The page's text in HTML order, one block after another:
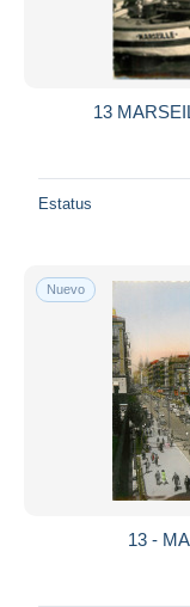
13
Estatus
Nuevo
13 -